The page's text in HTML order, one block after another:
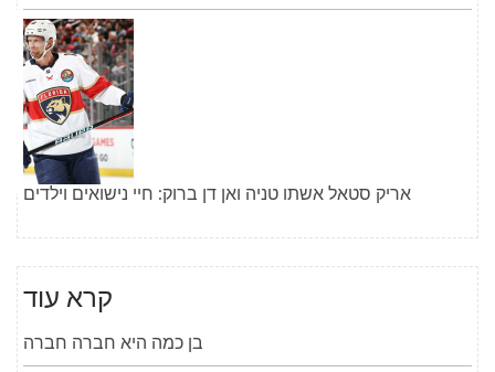
אריק סטאל אשתו טניה ואן דן ברוק: חיי נישואים וילדים
קרא עוד
בן כמה היא חברה חברה